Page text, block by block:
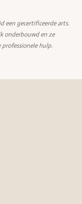
een gecertificeerde arts.
onderbouwd en ze
professionele hulp.